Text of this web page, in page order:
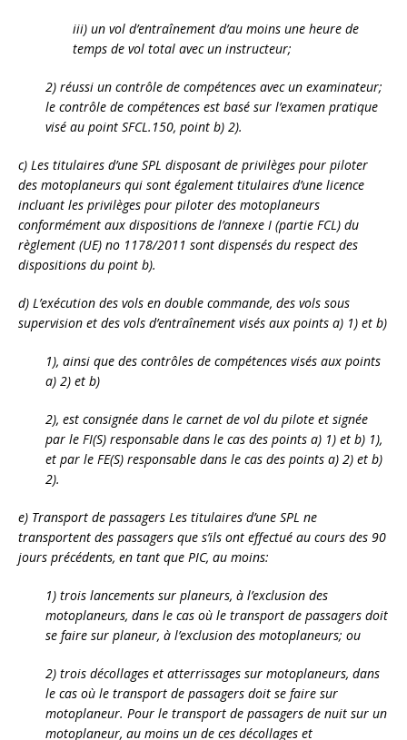
iii) un vol d’entraînement d’au moins une heure de
temps de vol total avec un instructeur;
2) réussi un contrôle de compétences avec un examinateur;
le contrôle de compétences est basé sur l’examen pratique
visé au point SFCL.150, point b) 2).
c) Les titulaires d’une SPL disposant de privilèges pour piloter
des motoplaneurs qui sont également titulaires d’une licence
incluant les privilèges pour piloter des motoplaneurs
conformément aux dispositions de l’annexe I (partie FCL) du
règlement (UE) no 1178/2011 sont dispensés du respect des
dispositions du point b).
d) L’exécution des vols en double commande, des vols sous
supervision et des vols d’entraînement visés aux points a) 1) et b)
1), ainsi que des contrôles de compétences visés aux points
a) 2) et b)
2), est consignée dans le carnet de vol du pilote et signée
par le FI(S) responsable dans le cas des points a) 1) et b) 1),
et par le FE(S) responsable dans le cas des points a) 2) et b)
2).
e) Transport de passagers Les titulaires d’une SPL ne
transportent des passagers que s’ils ont effectué au cours des 90
jours précédents, en tant que PIC, au moins:
1) trois lancements sur planeurs, à l’exclusion des
motoplaneurs, dans le cas où le transport de passagers doit
se faire sur planeur, à l’exclusion des motoplaneurs; ou
2) trois décollages et atterrissages sur motoplaneurs, dans
le cas où le transport de passagers doit se faire sur
motoplaneur. Pour le transport de passagers de nuit sur un
motoplaneur, au moins un de ces décollages et